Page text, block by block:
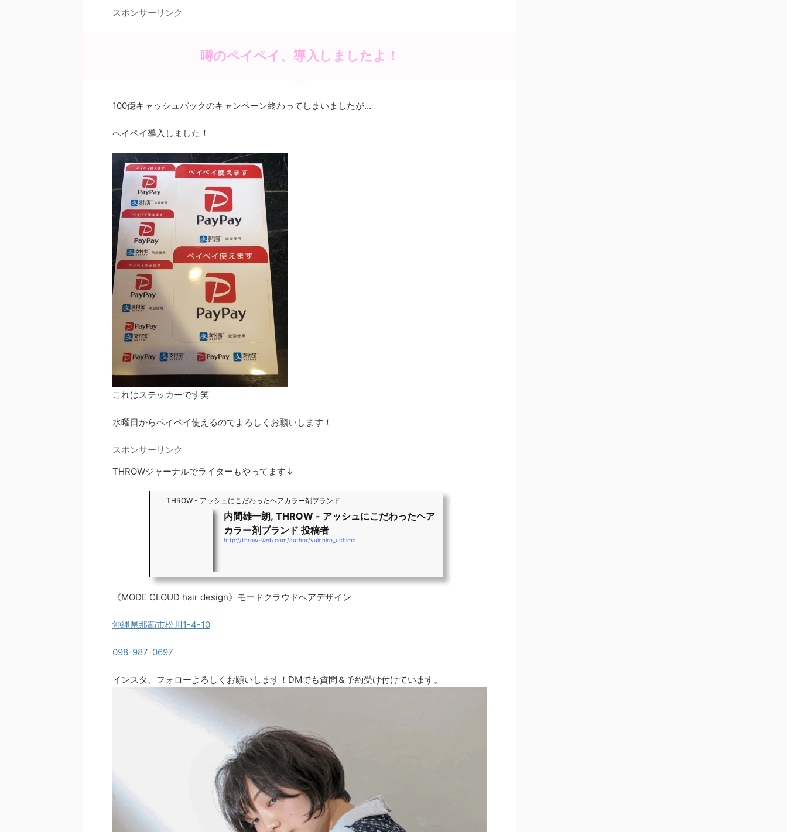
c
k
e itt
st
スポンサーリンク
噂のペイペイ、導入しましたよ！
100億キャッシュバックのキャンペーン終わってしまいましたが…
ペイペイ導入しました！
これはステッカーです笑
水曜日からペイペイ使えるのでよろしくお願いします！
スポンサーリンク
THROWジャーナルでライターもやってます↓
THROW - アッシュにこだわったヘアカラー剤ブランド
内間雄一朗, THROW - アッシュにこだわったヘア
カラー剤ブランド 投稿者
http://throw-web.com/author/yuichiro_uchima
《MODE CLOUD hair design》モードクラウドヘアデザイン
沖縄県那覇市松川1-4-10
098-987-0697
インスタ、フォローよろしくお願いします！DMでも質問＆予約受け付けています。